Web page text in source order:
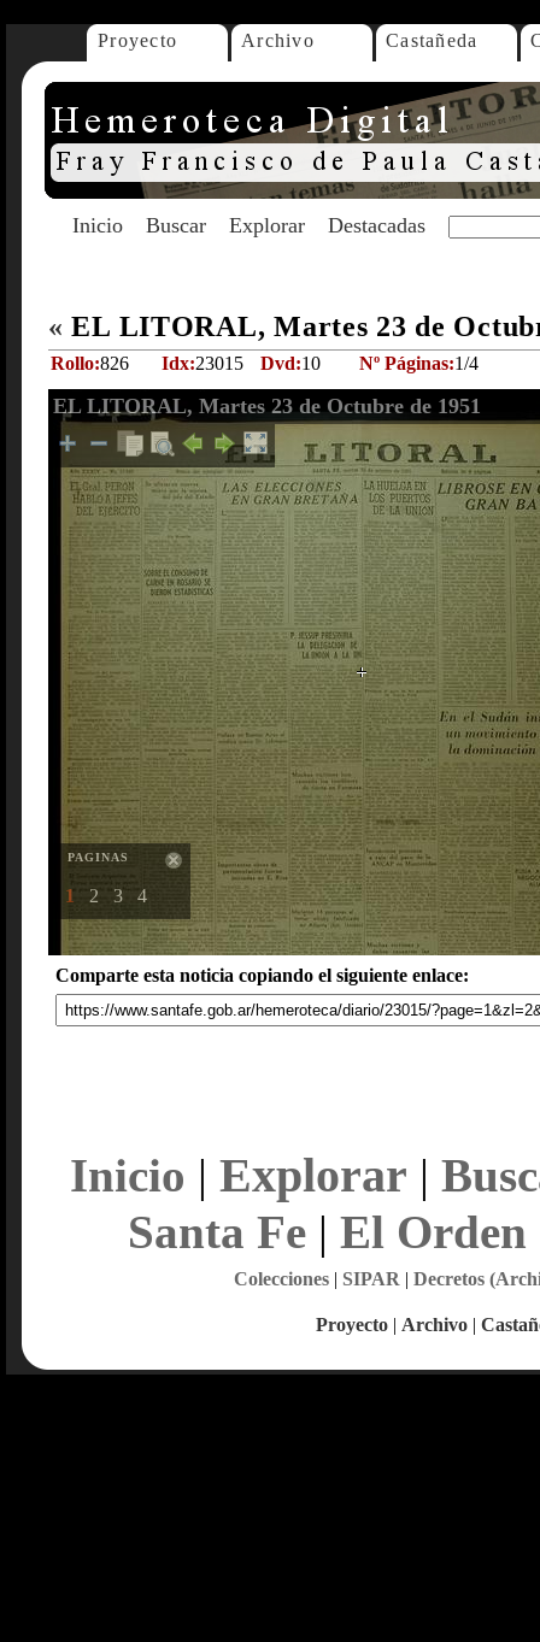
Proyecto Archivo Castañeda
Inicio Buscar Explorar Destacadas
« EL LITORAL, Martes 23 de
Rollo:826 Idx:23015 Dvd:10 Nº Páginas:1/4
EL LITORAL, Martes 23 de Octubre de 1951
PAGINAS
1 2 3 4
Comparte esta noticia copiando el siguiente enlace:
Inicio | Explorar |
Santa Fe| El Orden
Colecciones| SIPAR | Decretos
Proyecto | Archivo |